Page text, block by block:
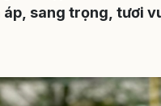
sang trọng, tươi